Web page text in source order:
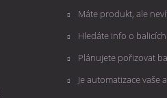
Máte produkt, ale
Hledáte info o
Plánujete pořizovat
Je automatizace vaše